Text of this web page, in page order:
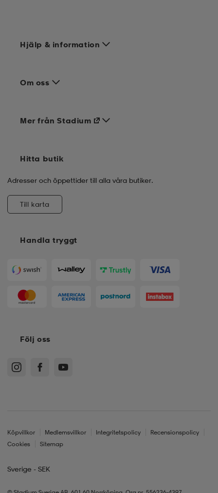
Hjälp & information
Om oss
Handla tryggt
Mer från Stadium
Hitta butik
Adresser och öppettider till alla våra butiker.
Till karta
Följ oss
Köpvillkor Medlemsvillkor Integritetspolicy
Recensionspolicy
Cookies
Sitemap
Sverige - SEK